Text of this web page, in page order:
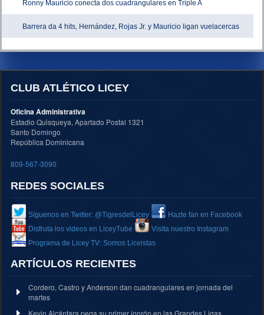
Ronny Mauricio conecta dos cuadrangulares en Triple A
Barrera da 4 hits, Hernández, Rojas Jr. y Mauricio ligan vuelacercas
CLUB ATLÉTICO LICEY
Oficina Administrativa
Estadio Quisqueya, Apartado Postal 1321
Santo Domingo
República Dominicana
809-567-3090
REDES SOCIALES
Síguenos en Twitter: @TigresdelLicey
Hazte fan en Facebook
Disfruta los videos en LiceyTube
Visita nuestro Instagram
Programa de Licey TV: Somos Liceistas
ARTÍCULOS RECIENTES
Cordero, Castro y Anderson dan cuadrangulares en jornada del
martes
Kevin Alcántara pega su primer jonrón en las Grandes Ligas